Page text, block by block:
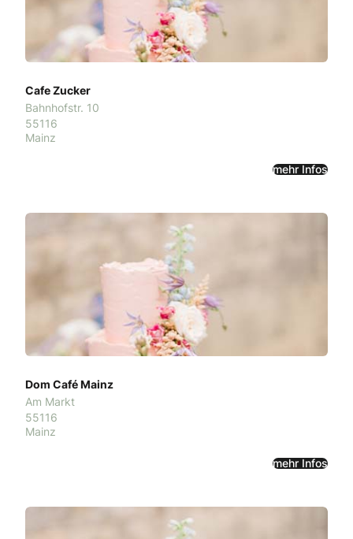
Cafe Zucker
Bahnhofstr. 10
55116
Mainz
mehr Infos
Dom Café Mainz
Am Markt
55116
Mainz
mehr Infos